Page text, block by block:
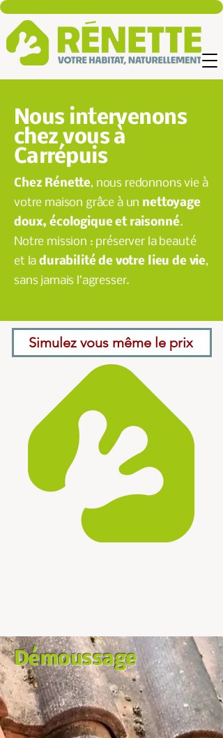
Nous intervenons
chez vous à
Carrépuis
Chez Rénette, nous redonnons vie à
votre maison grâce à un nettoyage
doux, écologique et raisonné.
Notre mission : préserver la beauté
et ladurabilité de votre lieu de vie,
sans jamais l’agresser.
Simulez vous même le prix
Démoussage